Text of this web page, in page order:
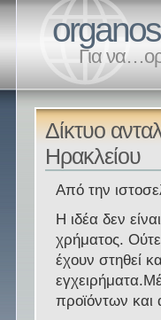
Για
Δίκτυο
Ηρακλείου
Από την
Η ιδέα δεν
χρήματος.
έχουν στηθεί
προϊόντων και